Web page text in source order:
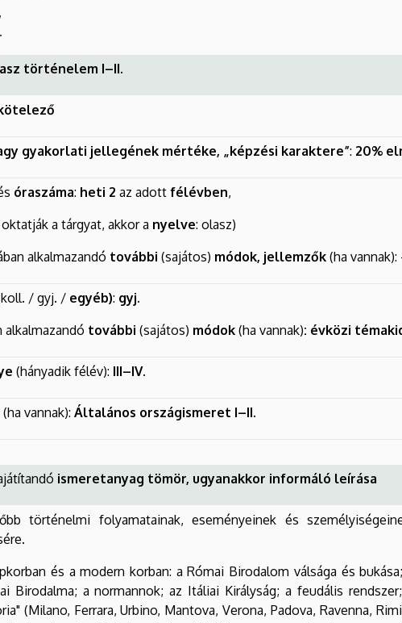
történelem I–II.
gyakorlati jellegének mértéke, „képzési karaktere”: 20%
óraszáma: heti 2 az adott félévben,
a tárgyat, akkor a nyelve: olasz)
alkalmazandó további (sajátos) módok, jellemzők (ha vannak):
/ gyj. / egyéb): gyj.
további (sajátos) módok (ha vannak): évközi
(hányadik félév): III–IV.
vannak): Általános országismeret I–II.
ismeretanyag tömör, ugyanakkor informáló leírása
történelmi folyamatainak, eseményeinek és
és a modern korban: a Római Birodalom válsága és
Birodalma; a normannok; az Itáliai Királyság; a feudális
(Milano, Ferrara, Urbino, Mantova, Verona, Padova, Ravenna,